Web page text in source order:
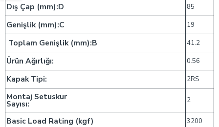
Dış Çap (mm):D 85
Genişlik (mm):C 19
Toplam Genişlik (mm):B 41.2
Ürün Ağırlığı: 0.56
Kapak Tipi: 2RS
Montaj Setuskur
Sayısı: 2
Basic Load Rating (kgf) 3200